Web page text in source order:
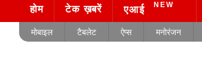
होम टेक ख़बरें एआई NEW
मोबाइल टैबलेट ऐप्स मनोरंजन